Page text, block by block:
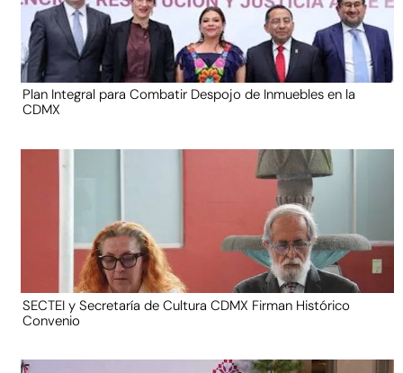
Plan Integral para Combatir Despojo de Inmuebles en la
CDMX
SECTEI y Secretaría de Cultura CDMX Firman Histórico
Convenio